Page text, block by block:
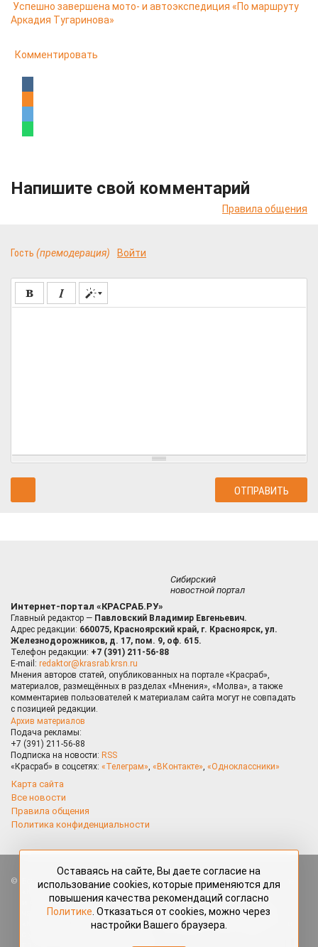
Успешно завершена мото- и автоэкспедиция «По маршруту
Аркадия Тугаринова»
Комментировать
Напишите свой комментарий
Правила общения
Гость (премодерация) Войти
Сибирский
новостной портал
Интернет-портал «КРАСРАБ.РУ»
Главный редактор — Павловский Владимир Евгеньевич.
Адрес редакции: 660075, Красноярский край, г. Красноярск, ул.
Железнодорожников, д. 17, пом. 9, оф. 615.
Телефон редакции: +7 (391) 211-56-88
E-mail: redaktor@krasrab.krsn.ru
Мнения авторов статей, опубликованных на портале «Красраб»,
материалов, размещённых в разделах «Мнения», «Молва», а также
комментариев пользователей к материалам сайта могут не совпадать
с позицией редакции.
Архив материалов
Подача рекламы:
+7 (391) 211-56-88
Подписка на новости: RSS
«Красраб» в соцсетях: «Телеграм», «ВКонтакте», «Одноклассники»
Карта сайта
Все новости
Правила общения
Политика конфиденциальности
Все права защищены. Любые материалы, размещённые на портале
«Красраб.ру» сотрудниками редакции, нештатными авторами
и читателями, являются объектами авторского права. Полное или
частичное использование материалов, размещённых на портале
«Красраб.ру», допускается только с письменного согласия редакции
Оставаясь на сайте, Вы даете согласие на
использование cookies, которые применяются для
повышения качества рекомендаций согласно
Политике . Отказаться от cookies, можно через
настройки Вашего браузера.